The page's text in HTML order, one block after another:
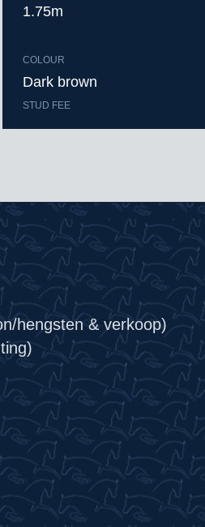
1.75m
COLOUR
Dark brown
STUD FEE
hengsten & verkoop)